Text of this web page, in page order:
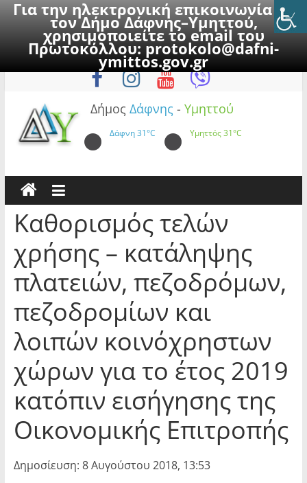
Για την ηλεκτρονική επικοινωνία με
τον Δήμο Δάφνης–Υμηττού,
χρησιμοποιείτε το email του
Πρωτοκόλλου:protokolo@dafni-
ymittos.gov.gr
to
Σάββατο, 8 Αυγούστου 2026
Δήμος Δάφνης - Υμηττού
Δάφνη31°C Υμηττός31°C
Καθορισμός τελών
χρήσης – κατάληψης
πλατειών, πεζοδρόμων,
πεζοδρομίων και
λοιπών κοινόχρηστων
χώρων για το έτος 2019
κατόπιν εισήγησης της
Οικονομικής Επιτροπής
Δημοσίευση: 8 Αυγούστου 2018, 13:53